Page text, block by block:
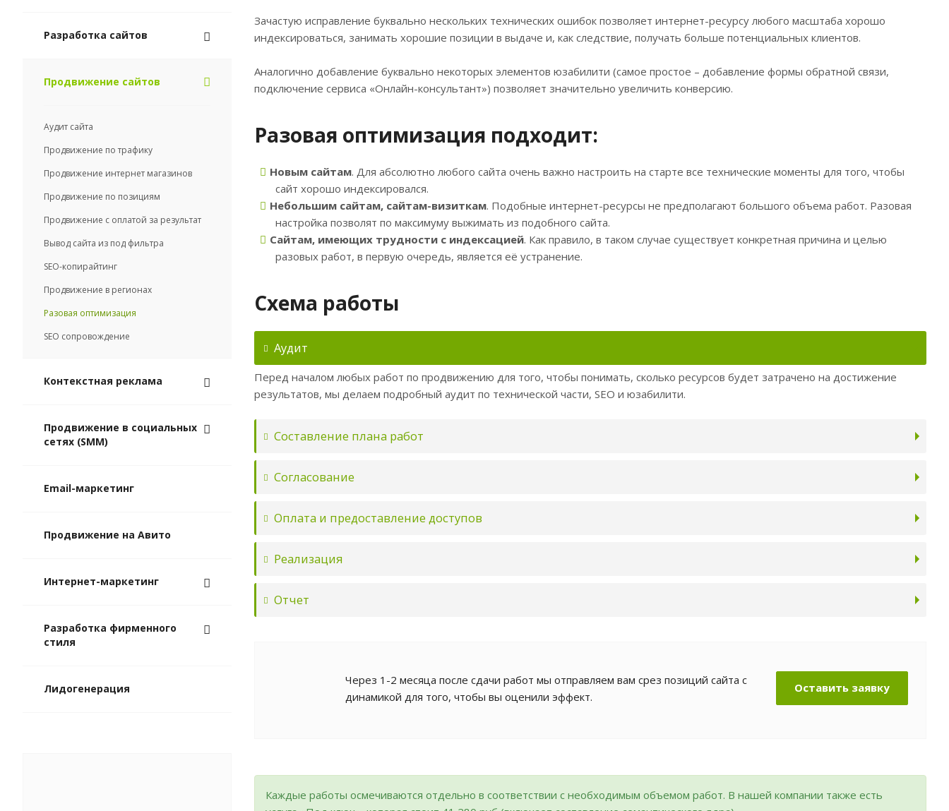
Разработка сайтов
Продвижение сайтов
Аудит сайта
Продвижение по трафику
Продвижение интернет магазинов
Продвижение по позициям
Продвижение с оплатой за результат
Вывод сайта из под фильтра
SEO-копирайтинг
Продвижение в регионах
Разовая оптимизация
SEO сопровождение
Контекстная реклама
Продвижение в социальных
сетях (SMM)
Email-маркетинг
Продвижение на Авито
Интернет-маркетинг
Разработка фирменного
стиля
Лидогенерация
Зачастую исправление буквально нескольких технических ошибок позволяет интернет-ресурсу любого масштаба хорошо
индексироваться, занимать хорошие позиции в выдаче и, как следствие, получать больше потенциальных клиентов.
Аналогично добавление буквально некоторых элементов юзабилити (самое простое – добавление формы обратной связи,
подключение сервиса «Онлайн-консультант») позволяет значительно увеличить конверсию.
Разовая оптимизация подходит:
Новым сайтам. Для абсолютно любого сайта очень важно настроить на старте все технические моменты для того, чтобы
сайт хорошо индексировался.
Небольшим сайтам, сайтам-визиткам. Подобные интернет-ресурсы не предполагают большого объема работ. Разовая
настройка позволят по максимуму выжимать из подобного сайта.
Сайтам, имеющих трудности с индексацией. Как правило, в таком случае существует конкретная причина и целью
разовых работ, в первую очередь, является её устранение.
Схема работы
Аудит
Перед началом любых работ по продвижению для того, чтобы понимать, сколько ресурсов будет затрачено на достижение
результатов, мы делаем подробный аудит по технической части, SEO и юзабилити.
Составление плана работ
Согласование
Оплата и предоставление доступов
Реализация
Отчет
Через 1-2 месяца после сдачи работ мы отправляем вам срез позиций сайта с
динамикой для того, чтобы вы оценили эффект.
Оставить заявку
Каждые работы осмечиваются отдельно в соответствии с необходимым объемом работ. В нашей компании также есть